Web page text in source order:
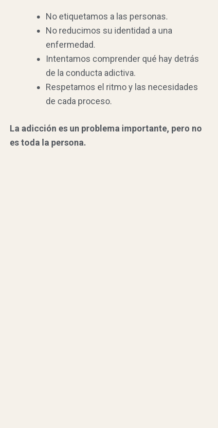
No etiquetamos a las personas.
No reducimos su identidad a una
enfermedad.
Intentamos comprender qué hay detrás
de la conducta adictiva.
Respetamos el ritmo y las necesidades
de cada proceso.
La adicción es un problema importante, pero no
es toda la persona.